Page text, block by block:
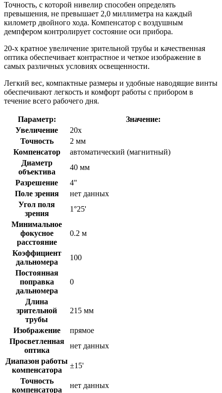
Точность, с которой нивелир способен определять
превышения, не превышает 2,0 миллиметра на каждый
километр двойного хода. Компенсатор с воздушным
демпфером контролирует состояние оси прибора.
20-х кратное увеличение зрительной трубы и качественная
оптика обеспечивает контрастное и четкое изображение в
самых различных условиях освещенности.
Легкий вес, компактные размеры и удобные наводящие винты
обеспечивают легкость и комфорт работы с прибором в
течение всего рабочего дня.
Параметр:
Значение:
Увеличение
20х
Точность
2 мм
Компенсатор
автоматический (магнитный)
Диаметр
объектива
40 мм
Разрешение
4"
Поле зрения
нет данных
Угол поля
зрения
1°25'
Минимальное
фокусное
расстояние
0.2 м
Коэффициент
дальномера
100
Постоянная
поправка
дальномера
0
Длина
зрительной
трубы
215 мм
Изображение
прямое
Просветленная
оптика
нет данных
Диапазон работы
компенсатора
±15'
Точность
компенсатора
нет данных